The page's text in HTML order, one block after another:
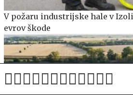
V požaru industrijske hale v
evrov škode